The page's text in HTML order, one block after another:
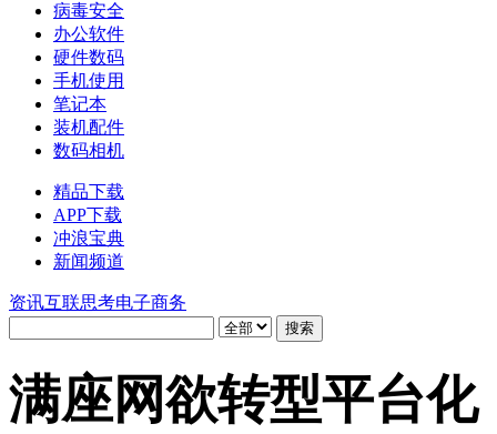
病毒安全
办公软件
硬件数码
手机使用
笔记本
装机配件
数码相机
精品下载
APP下载
冲浪宝典
新闻频道
资讯互联思考电子商务
满座网欲转型平台化